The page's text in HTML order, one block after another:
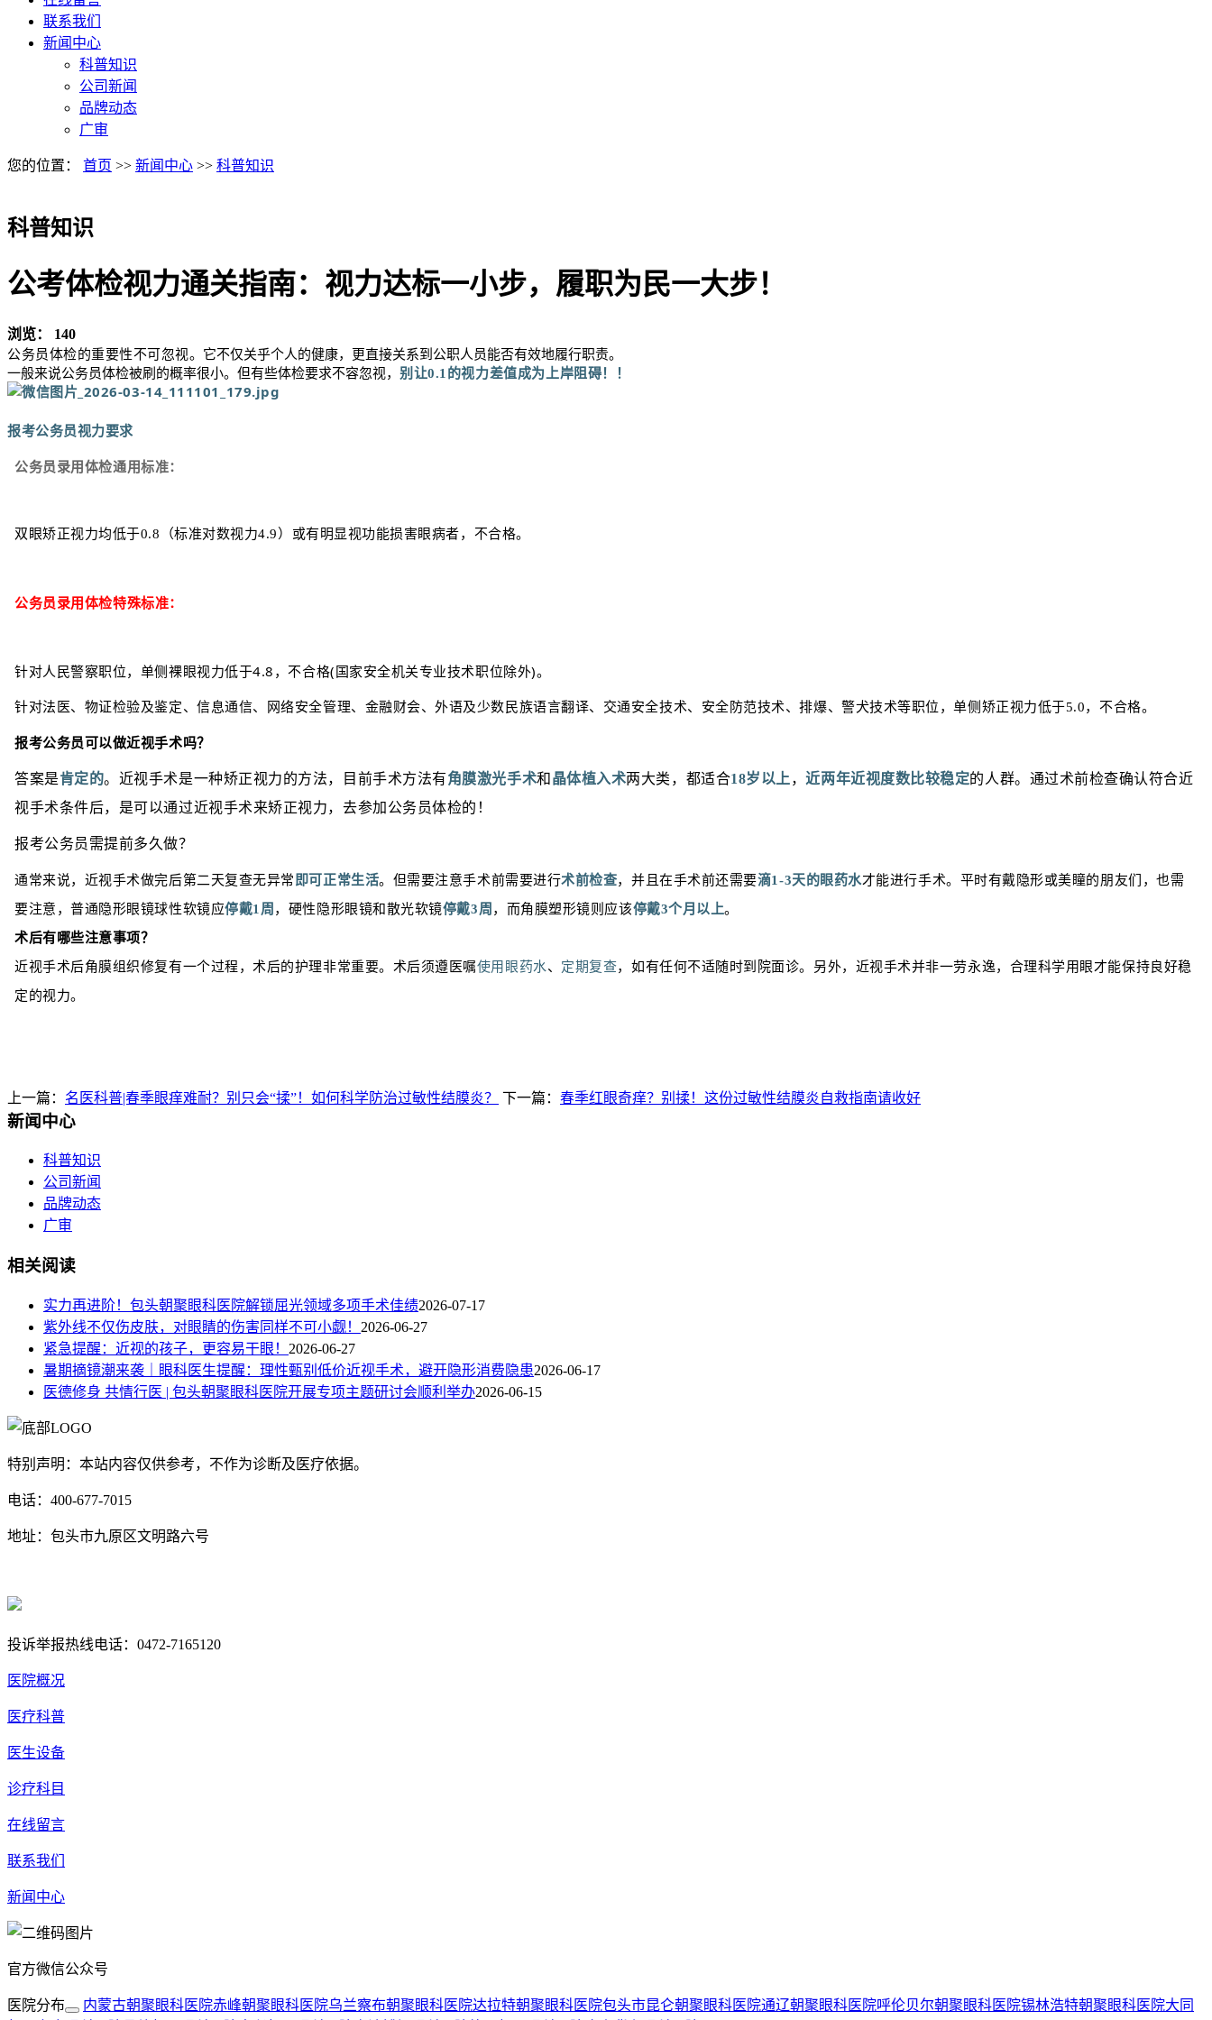
联系我们
新闻中心
科普知识
公司新闻
品牌动态
广审
您的位置： 首页 >> 新闻中心 >> 科普知识
科普知识
公考体检视力通关指南：视力达标一小步，履职为民一大步！
浏览： 140
公务员体检的重要性不可忽视。 它不仅关乎个人的健康，更直接关系到公职人员能否有效地履行职责。
一般来说公务员体检被刷的概率很小。但有些体检要求不容忽视， 别让0.1的视力差值成为上岸阻碍！ ！
报考公务员视力要求
公务员录用体检通用标准：
双眼矫正视力均低于0.8（标准对数视力4.9）或有明显视功能损害眼病者，不合格。
公务员录用体检特殊标准：
针对人民警察职位，单侧裸眼视力低于4.8，不合格(国家安全机关专业技术职位除外)。
针对法医、物证检验及鉴定、信息通信、网络安全管理、金融财会、外语及少数民族语言翻译、交通安全技术、安全防范技术、排爆、警犬技术等职位，单侧矫正视力低于5.0，不合格。
报考公务员可以做近视手术吗？
答案是肯定的。近视手术是一种矫正视力的方法，目前手术方法有角膜激光手术和 晶体植入术两大类，都适合18岁以上 ，近两年近视度数比较稳定的人群。通过术前检查确认符合近
视手术条件后，是可以通过近视手术来矫正视力，去参加公务员体检的！
报考公务员需提前多久做？
通常来说，近视手术做完后第二天复查无异常 即可正常生活。但需要注意手术前需要进行术前检查，并且在手术前还需要滴1-3天的眼药水才能进行手术。平时有戴隐形或美瞳的朋友们，也需
要注意，普通隐形眼镜球性软镜应停戴1周 ， 硬性隐形眼镜和散光软镜停戴3周 ，而角膜塑形镜则应该停戴3个月以上。
术后有哪些注意事项？
近视手术后角膜组织修复有一个过程，术后的护理非常重要。术后须遵医嘱使用眼药水、 定期复查，如有任何不适随时到院面诊。另外，近视手术并非一劳永逸，合理科学用眼才能保持良好稳
定的视力。
上一篇： 名医科普|春季眼痒难耐？别只会“揉”！如何科学防治过敏性结膜炎？ 下一篇： 春季红眼奇痒？别揉！这份过敏性结膜炎自救指南请收好
新闻中心
科普知识
公司新闻
品牌动态
广审
相关阅读
实力再进阶！包头朝聚眼科医院解锁屈光领域多项手术佳绩2026-07-17
紫外线不仅伤皮肤，对眼睛的伤害同样不可小觑！ 2026-06-27
紧急提醒：近视的孩子，更容易干眼！ 2026-06-27
暑期摘镜潮来袭｜眼科医生提醒：理性甄别低价近视手术，避开隐形消费隐患2026-06-17
医德修身 共情行医 | 包头朝聚眼科医院开展专项主题研讨会顺利举办2026-06-15
特别声明：本站内容仅供参考，不作为诊断及医疗依据。
电话：400-677-7015
地址：包头市九原区文明路六号
投诉举报热线电话：0472-7165120
医院概况
医疗科普
医生设备
诊疗科目
在线留言
联系我们
新闻中心
官方微信公众号
医院分布 内蒙古朝聚眼科医院赤峰朝聚眼科医院乌兰察布朝聚眼科医院达拉特朝聚眼科医院包头市昆仑朝聚眼科医院通辽朝聚眼科医院呼伦贝尔朝聚眼科医院锡林浩特朝聚眼科医院大同